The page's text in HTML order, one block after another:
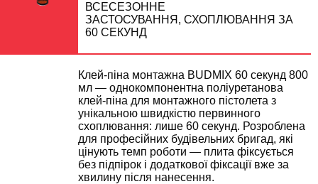
ВСЕСЕЗОННЕ
ЗАСТОСУВАННЯ, СХОПЛЮВАННЯ ЗА
60 СЕКУНД
Клей-піна монтажна BUDMIX 60 секунд 800
мл — однокомпонентна поліуретанова
клей-піна для монтажного пістолета з
унікальною швидкістю первинного
схоплювання: лише 60 секунд. Розроблена
для професійних будівельних бригад, які
цінують темп роботи — плита фіксується
без підпірок і додаткової фіксації вже за
хвилину після нанесення.